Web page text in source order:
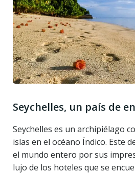
Seychelles, un país de
Seychelles es un archipiélago
islas en el océano Índico. Este
el mundo entero por sus
lujo de los hoteles que se